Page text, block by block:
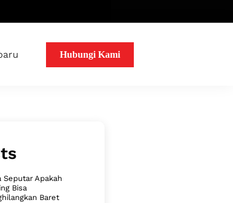
Hubungi Kami
Seputar Apakah
Bisa
Baret